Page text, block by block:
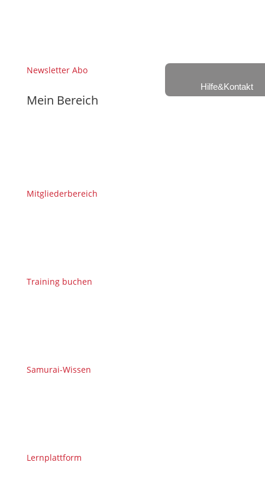
Newsletter Abo
Mein Bereich
Mitgliederbereich
Training buchen
Samurai-Wissen
Lernplattform
Hilfe&Kontakt